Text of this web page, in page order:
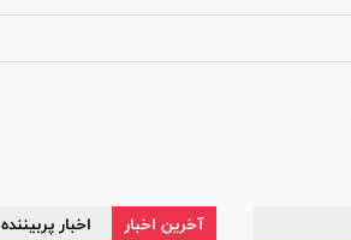
آخرین اخبار
اخبار پربیننده